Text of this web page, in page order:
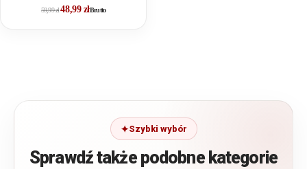
59,99zł48,99 złBrutto
Szybki wybór
Sprawdź także podobne kategorie